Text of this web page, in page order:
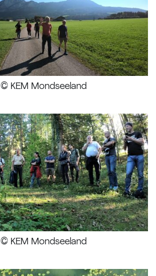
© KEM Mondseeland
© KEM Mondseeland